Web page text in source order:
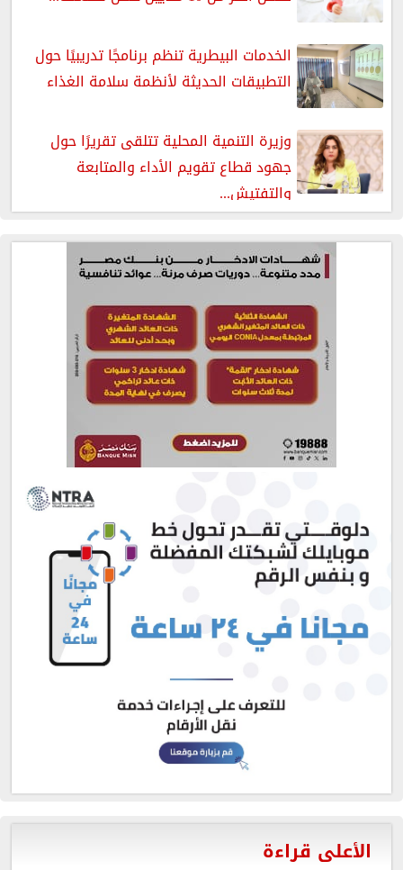
الخدمات البيطرية تنظم برنامجًا تدريبيًا حول
التطبيقات الحديثة لأنظمة سلامة الغذاء
وزيرة التنمية المحلية تتلقى تقريرًا حول
جهود قطاع تقويم الأداء والمتابعة
والتفتيش...
الأعلى قراءة